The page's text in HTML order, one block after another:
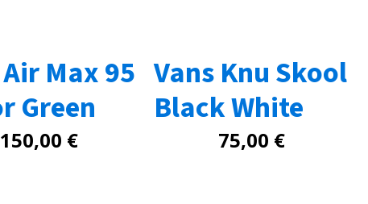
Max 95
Green
150,00 €
Vans Knu Skool
Black White
75,00 €